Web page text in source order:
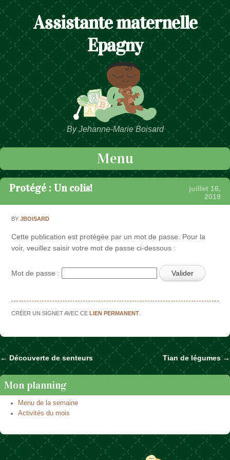
Assistante maternelle
Epagny
By Jehanne-Marie Boisard
Menu
Passer au contenu
Protégé : Un colis!
juillet 16,
2019
BYJBOISARD
Cette publication est protégée par un mot de passe. Pour la
voir, veuillez saisir votre mot de passe ci-dessous :
Mot de passe :
CRÉER UN SIGNET AVEC CELIEN PERMANENT
Naviguer dans les articles
←Découverte de senteurs Tian de légumes→
Mon planning
Menu de la semaine
Activités du mois